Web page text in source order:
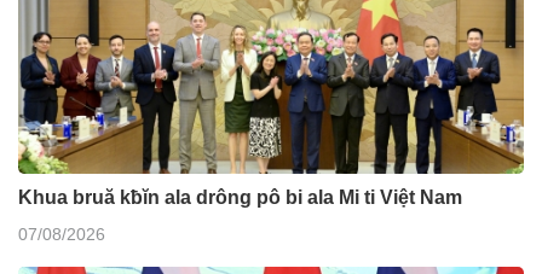
Khua bruă kƀĭn ala drông pô bi ala Mi ti Việt Nam
07/08/2026